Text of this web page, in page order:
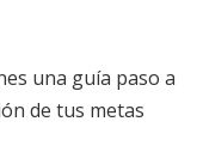
una guía paso a
de tus metas